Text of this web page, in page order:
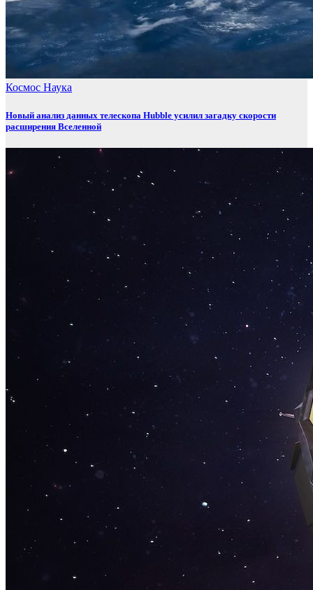
Космос Наука
Новый анализ данных телескопа Hubble усилил загадку скорости
расширения Вселенной